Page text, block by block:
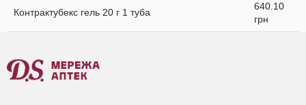
Контрактубекс гель 20 г 1 туба
640.10
грн